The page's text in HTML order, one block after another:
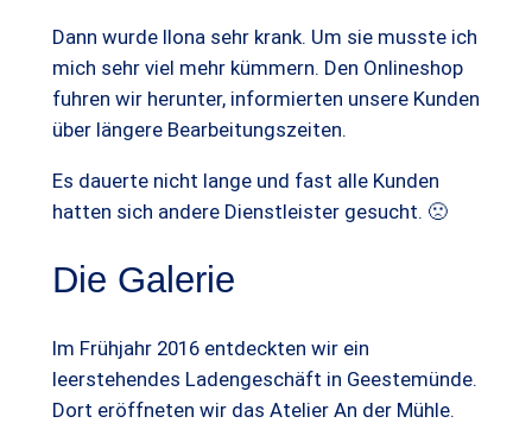
Dann wurde Ilona sehr krank. Um sie musste ich
mich sehr viel mehr kümmern. Den Onlineshop
fuhren wir herunter, informierten unsere Kunden
über längere Bearbeitungszeiten.
Es dauerte nicht lange und fast alle Kunden
hatten sich andere Dienstleister gesucht. 🙁
Die Galerie
Im Frühjahr 2016 entdeckten wir ein
leerstehendes Ladengeschäft in Geestemünde.
Dort eröffneten wir das Atelier An der Mühle.